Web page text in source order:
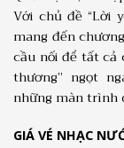
Với chủ đề “Lời
mang đến
cầu nối để tất cả
thương” ngọt
những màn trình
GIÁ VÉ NHẠC